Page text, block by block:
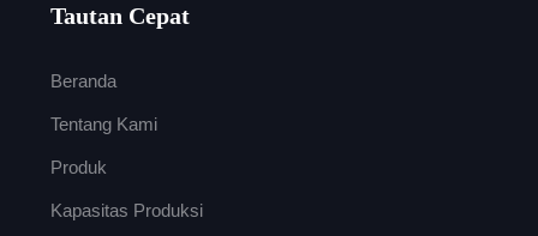
Tautan Cepat
Beranda
Tentang Kami
Produk
Kapasitas Produksi